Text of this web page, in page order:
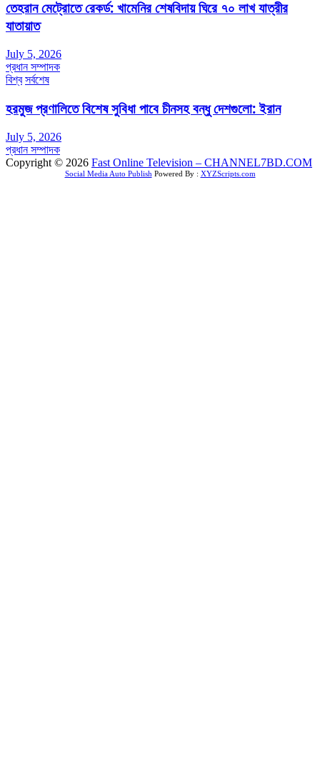
তেহরান মেট্রোতে রেকর্ড: খামেনির শেষবিদায় ঘিরে ৭০ লাখ যাত্রীর
যাতায়াত
July 5, 2026
প্রধান সম্পাদক
বিশ্ব সর্বশেষ
হরমুজ প্রণালিতে বিশেষ সুবিধা পাবে চীনসহ বন্ধু দেশগুলো: ইরান
July 5, 2026
প্রধান সম্পাদক
Copyright © 2026 Fast Online Television – CHANNEL7BD.COM
Social Media Auto Publish Powered By : XYZScripts.com